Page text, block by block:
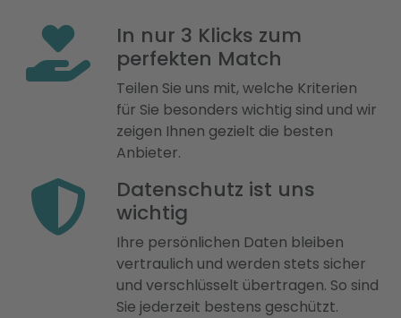
In nur 3 Klicks zum
perfekten Match
Teilen Sie uns mit, welche Kriterien
für Sie besonders wichtig sind und wir
zeigen Ihnen gezielt die besten
Anbieter.
Datenschutz ist uns
wichtig
Ihre persönlichen Daten bleiben
vertraulich und werden stets sicher
und verschlüsselt übertragen. So sind
Sie jederzeit bestens geschützt.